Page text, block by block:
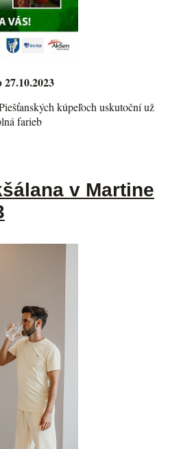
kúpeľoch uskutoční už
farieb
v Martine